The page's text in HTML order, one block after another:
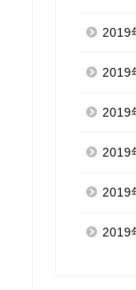
2019
2019
2019
2019
2019
2019